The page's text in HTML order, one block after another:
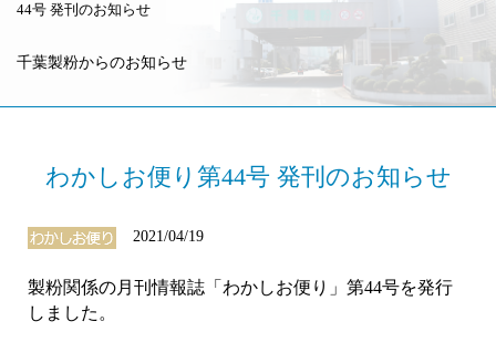
事業内容
企業情報 サステナビリティ
採用情報 お問い合せ
44号 発刊のお知らせ
千葉製粉からのお知らせ
わかしお便り第44号 発刊のお知らせ
2021/04/19
製粉関係の月刊情報誌「わかしお便り」第44号を発行
しました。